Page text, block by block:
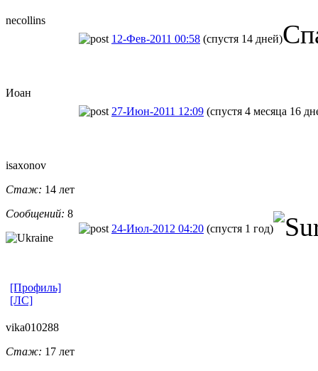
necollins
12-Фев-2011 00:58 (спустя 14 дней)
Иоан
27-Июн-2011 12:09 (спустя 4 месяца 16
isaxonov
Стаж: 14 лет
Сообщений: 8
24-Июл-2012 04:20 (спустя 1 год)
[Профиль]
[ЛС]
vika010288
Стаж: 17 лет